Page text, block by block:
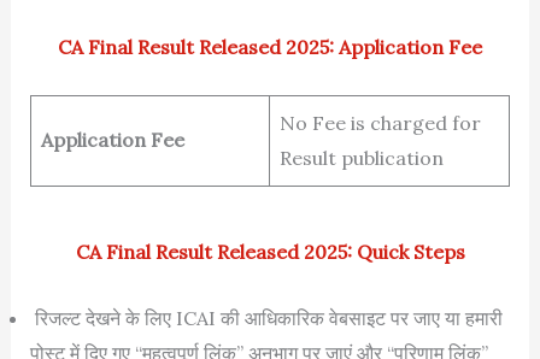
CA Final Result Released 2025: Application Fee
Application Fee
No Fee is charged for
Result publication
CA Final Result Released 2025: Quick Steps
रिजल्ट देखने के लिए ICAI की आधिकारिक वेबसाइट पर जाए या हमारी
पोस्ट में दिए गए “महत्वपूर्ण लिंक” अनुभाग पर जाएं और “परिणाम लिंक”